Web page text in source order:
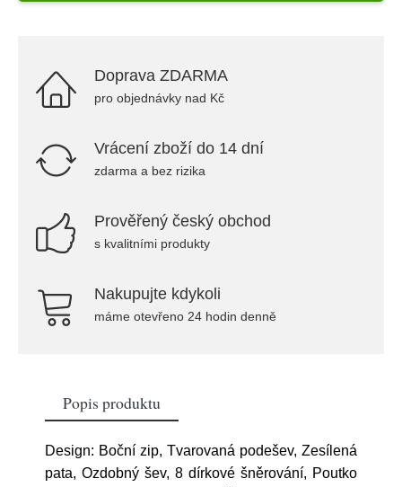
Doprava ZDARMA
pro objednávky nad Kč
Vrácení zboží do 14 dní
zdarma a bez rizika
Prověřený český obchod
s kvalitními produkty
Nakupujte kdykoli
máme otevřeno 24 hodin denně
Popis produktu
Design: Boční zip, Tvarovaná podešev, Zesílená
pata, Ozdobný šev, 8 dírkové šněrování, Poutko